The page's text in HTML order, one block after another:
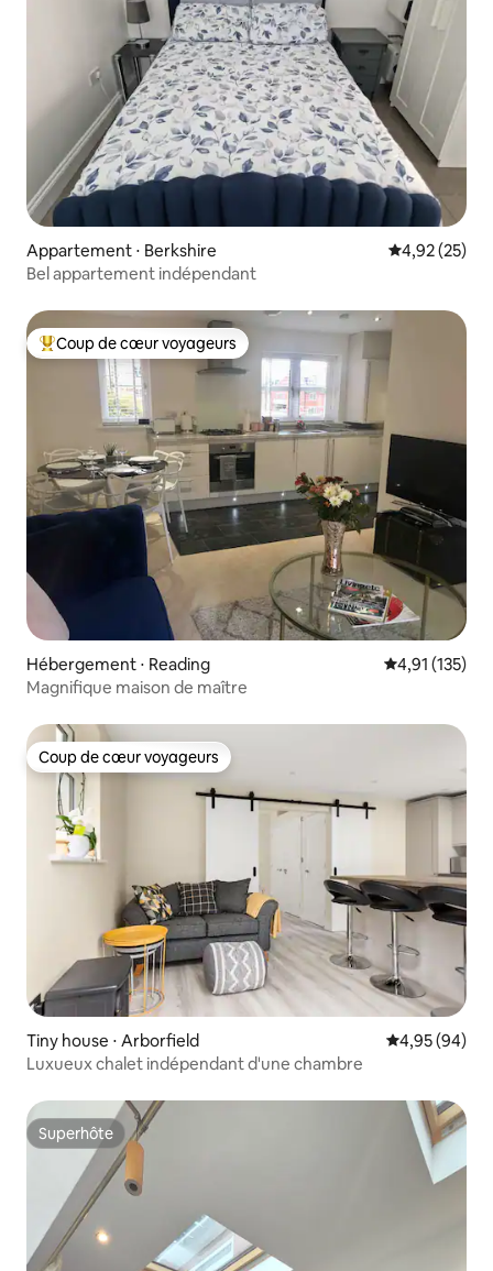
Appartement ⋅ Berkshire Évaluation
4,92 (25)
Bel appartement indépendant
Coups de cœur voyageurs les plus appréciés
Coup de cœur voyageurs
Hébergement ⋅ Reading Évaluation
4,91 (135)
Magnifique maison de maître
Coup de cœur voyageurs
Coup de cœur voyageurs
Tiny house ⋅ Arborfield Évaluation
4,95 (94)
Luxueux chalet indépendant d'une chambre
Superhôte
Superhôte